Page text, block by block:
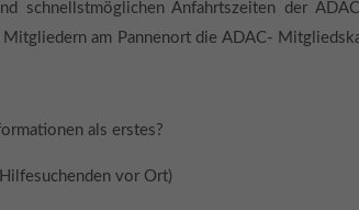
schnellstmöglichen Anfahrtszeiten der
am Pannenort die ADAC-
als erstes?
vor Ort)